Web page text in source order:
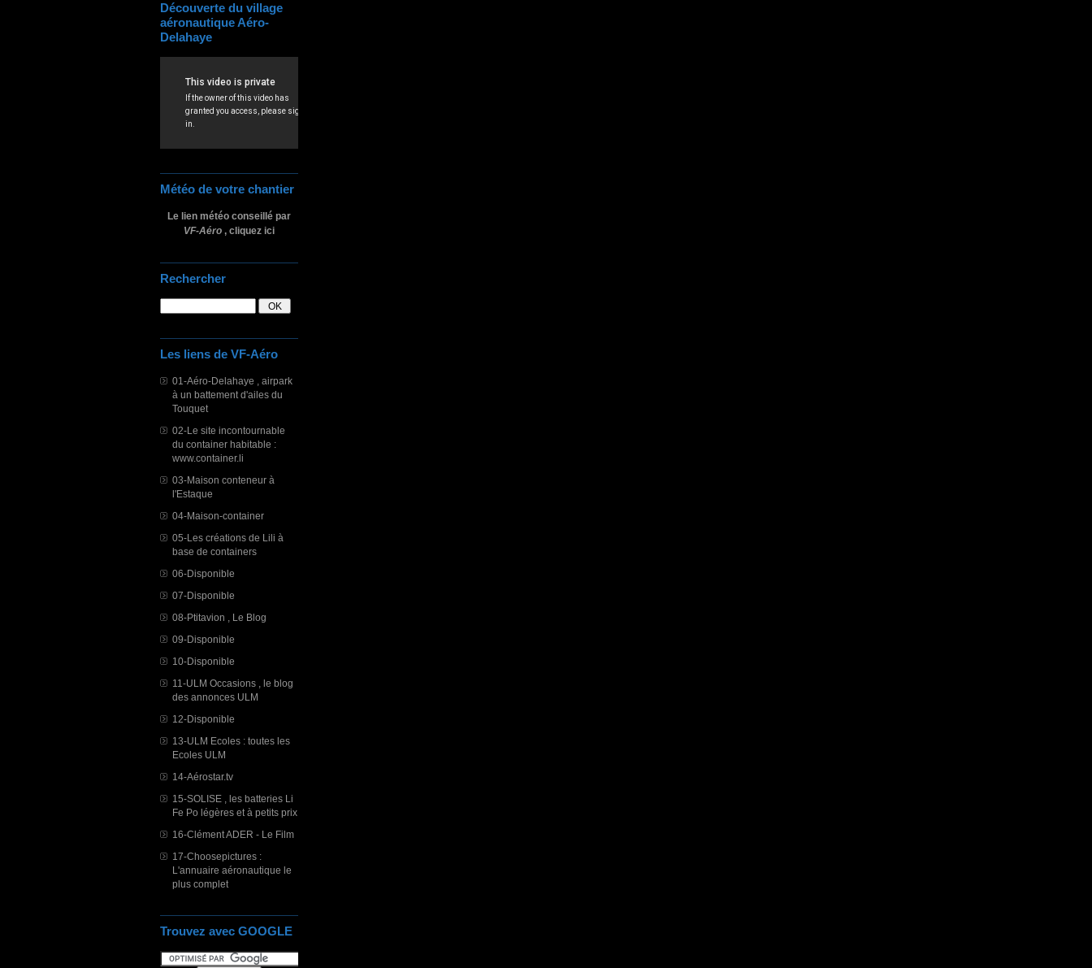
Découverte du village
aéronautique Aéro-
Delahaye
Météo de votre chantier
Le lien météo conseillé par
VF-Aéro , cliquez ici
Rechercher
Les liens de VF-Aéro
01-Aéro-Delahaye , airpark
à un battement d'ailes du
Touquet
02-Le site incontournable
du container habitable :
www.container.li
03-Maison conteneur à
l'Estaque
04-Maison-container
05-Les créations de Lili à
base de containers
06-Disponible
07-Disponible
08-Ptitavion , Le Blog
09-Disponible
10-Disponible
11-ULM Occasions , le blog
des annonces ULM
12-Disponible
13-ULM Ecoles : toutes les
Ecoles ULM
14-Aérostar.tv
15-SOLISE , les batteries Li
Fe Po légères et à petits prix
16-Clément ADER - Le Film
17-Choosepictures :
L'annuaire aéronautique le
plus complet
Trouvez avec GOOGLE